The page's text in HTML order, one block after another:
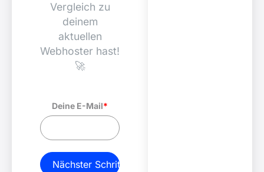
Vergleich zu
deinem
aktuellen
Webhoster hast!
🚀
Deine E-Mail*
Nächster Schritt